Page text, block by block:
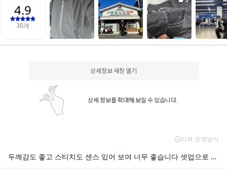
상세정보 새창 열기
상세 정보를 확대해 보실 수 있습니다.